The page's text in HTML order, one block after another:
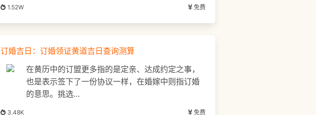
1.52W 免费
订婚吉日：订婚领证黄道吉日查询测算
在黄历中的订盟更多指的是定亲、达成约定之事，
也是表示签下了一份协议一样，在婚嫁中则指订婚
的意思。挑选…
3.48K 免费